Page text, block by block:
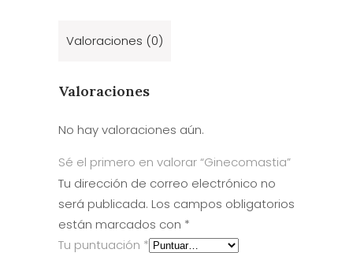
Valoraciones (0)
Valoraciones
No hay valoraciones aún.
Sé el primero en valorar “Ginecomastia”
Tu dirección de correo electrónico no
será publicada. Los campos obligatorios
están marcados con *
Tu puntuación *